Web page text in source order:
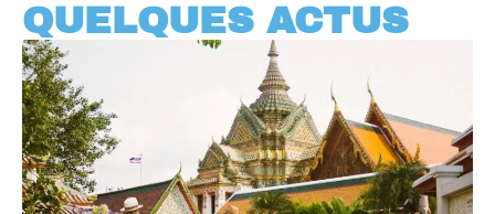
QUELQUES ACTUS